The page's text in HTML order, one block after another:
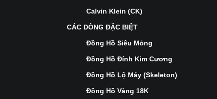
Calvin Klein (CK)
CÁC DÒNG ĐẶC BIỆT
Đồng Hồ Siêu Mỏng
Đồng Hồ Đính Kim Cương
Đồng Hồ Lộ Máy (Skeleton)
Đồng Hồ Vàng 18K